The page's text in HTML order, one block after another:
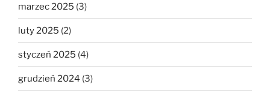
marzec 2025 (3)
luty 2025 (2)
styczeń 2025 (4)
grudzień 2024 (3)